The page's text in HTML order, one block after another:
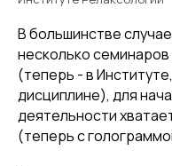
В большинстве
несколько
(теперь - в
дисциплине), для
деятельности
(теперь с